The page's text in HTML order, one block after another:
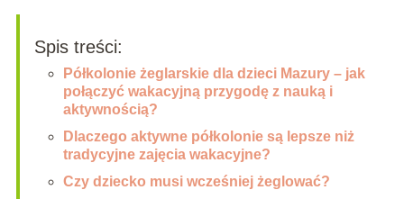
Spis treści:
Półkolonie żeglarskie dla dzieci Mazury – jak
połączyć wakacyjną przygodę z nauką i
aktywnością?
Dlaczego aktywne półkolonie są lepsze niż
tradycyjne zajęcia wakacyjne?
Czy dziecko musi wcześniej żeglować?